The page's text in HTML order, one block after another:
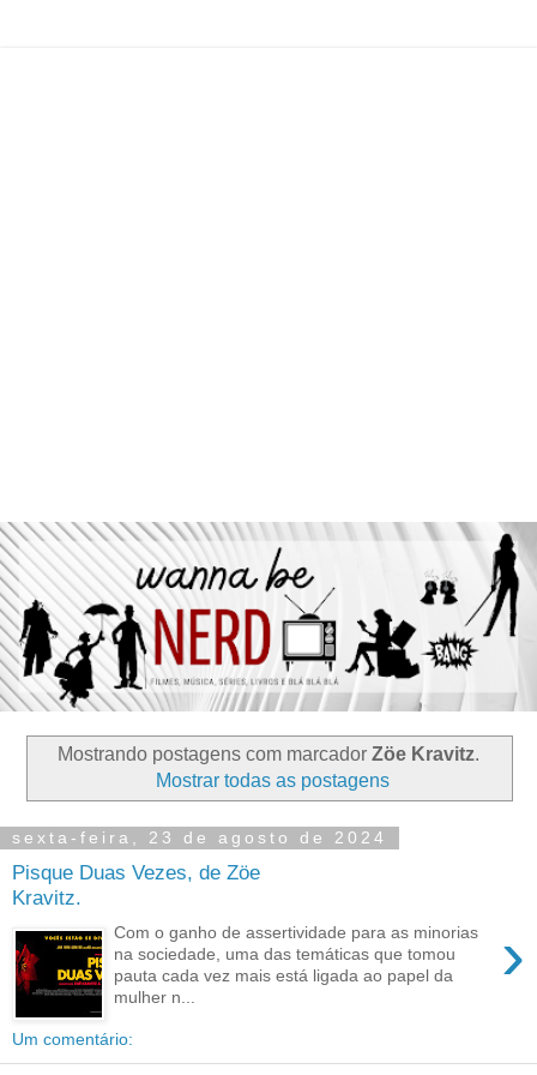
Mostrando postagens com marcador Zöe Kravitz.
Mostrar todas as postagens
sexta-feira, 23 de agosto de 2024
Pisque Duas Vezes, de Zöe
Kravitz.
›
Com o ganho de assertividade para as minorias
na sociedade, uma das temáticas que tomou
pauta cada vez mais está ligada ao papel da
mulher n...
Um comentário: